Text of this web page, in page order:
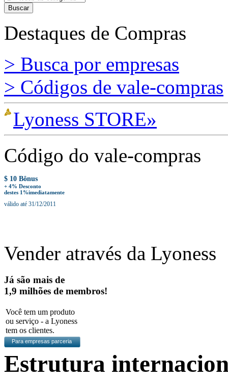
Destaques de Compras
> Busca por empresas
> Códigos de vale-compras
Lyoness STORE»
Código do vale-compras
$ 10 Bônus
+ 4% Desconto
destes 1%imediatamente
válido até 31/12/2011
Vender através da Lyoness
Já são mais de
1,9 milhões de membros!
Você tem um produto
ou serviço - a Lyoness
tem os clientes.
Para empresas parceria
Estrutura